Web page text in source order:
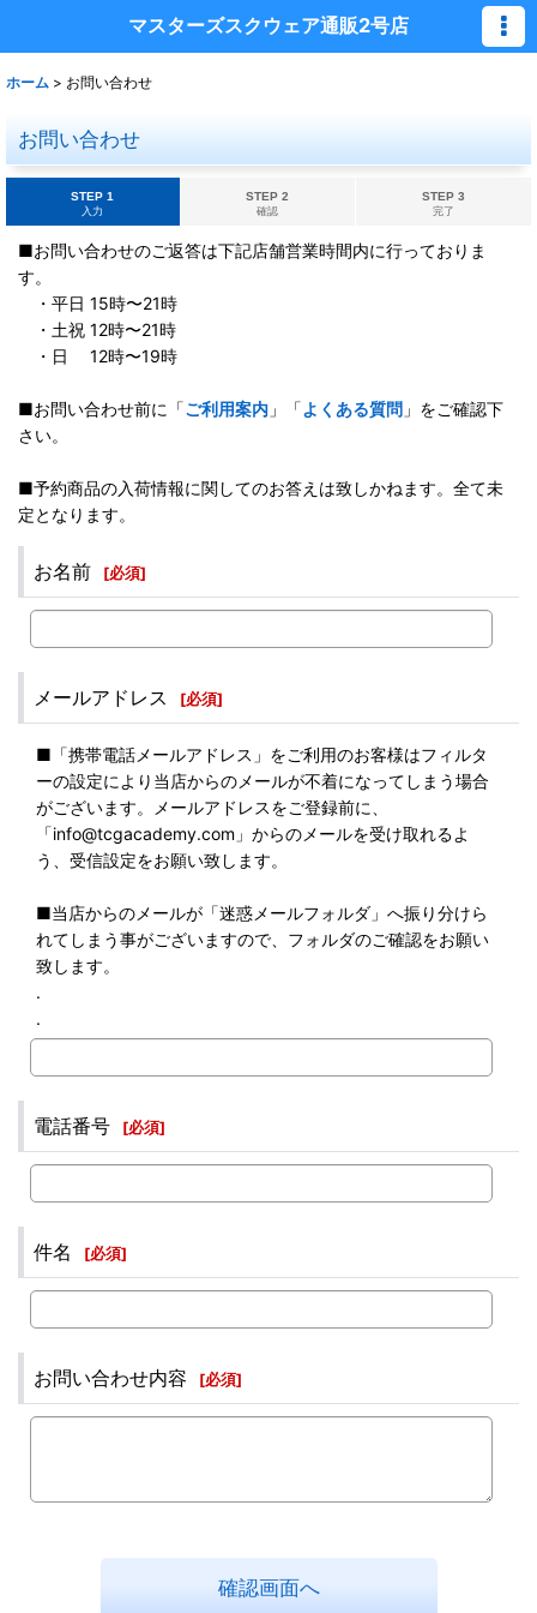
マスターズスクウェア通販2号店
ホーム > お問い合わせ
お問い合わせ
STEP 1
入力
STEP 2
確認
STEP 3
完了
■お問い合わせのご返答は下記店舗営業時間内に行っておりま
す。
・平日 15時〜21時
・土祝 12時〜21時
・日 12時〜19時
■お問い合わせ前に「ご利用案内 」「よくある質問 」をご確認下
さい。
■予約商品の入荷情報に関してのお答えは致しかねます。全て未
定となります。
お名前 [必須]
メールアドレス [必須]
■「携帯電話メールアドレス」をご利用のお客様はフィルタ
ーの設定により当店からのメールが不着になってしまう場合
がございます。メールアドレスをご登録前に、
「info@tcgacademy.com」からのメールを受け取れるよ
う、受信設定をお願い致します。
■当店からのメールが「迷惑メールフォルダ」へ振り分けら
れてしまう事がございますので、フォルダのご確認をお願い
致します。
.
.
電話番号 [必須]
件名 [必須]
お問い合わせ内容 [必須]
確認画面へ